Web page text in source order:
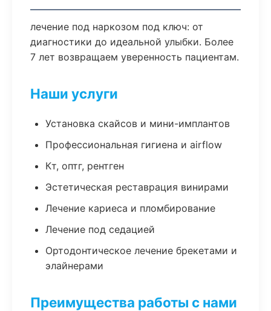
лечение под наркозом под ключ: от
диагностики до идеальной улыбки. Более
7 лет возвращаем уверенность пациентам.
Наши услуги
Установка скайсов и мини-имплантов
Профессиональная гигиена и airflow
Кт, оптг, рентген
Эстетическая реставрация винирами
Лечение кариеса и пломбирование
Лечение под седацией
Ортодонтическое лечение брекетами и
элайнерами
Преимущества работы с нами